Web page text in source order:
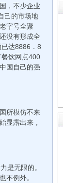
，不少企业
己的市场地
字号全聚
没有形成全
达8886．8
饮网点400
国自己的强
所模仿不来
显露出来，
是无限的。
不例外。